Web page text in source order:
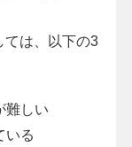
ては、以下の3
難しい
いる